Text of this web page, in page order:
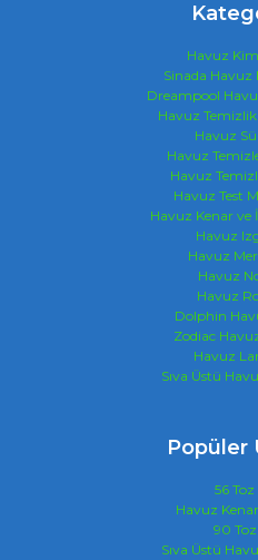
Havuz
Sinada Havuz
Dreampool
Havuz
Havuz
Havuz
Havuz
Havuz Test
Havuz Kenar ve
Havuz
Havuz
Havuz
Havuz
Dolphin
Zodiac
Havuz
Sıva Üstü
Popüler
56
Havuz
90
Sıva Üstü